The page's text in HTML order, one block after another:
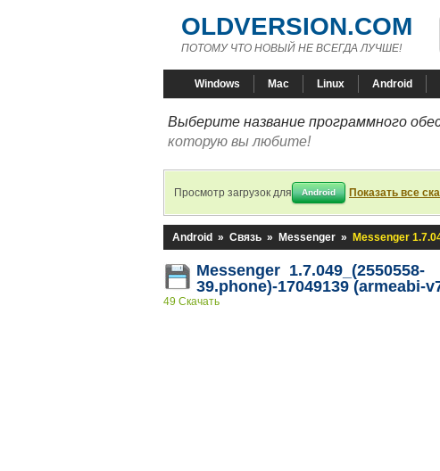
OLDVERSION.COM
ПОТОМУ ЧТО НОВЫЙ НЕ ВСЕГДА ЛУЧШЕ!
Windows Mac Linux Android
Выберите название программного
которую вы любите!
Просмотр загрузок для Android Показать все
Android » Связь » Messenger » Messenger
Messenger 1.7.049_(2550558-
39.phone)-17049139 (armeabi-
49 Скачать